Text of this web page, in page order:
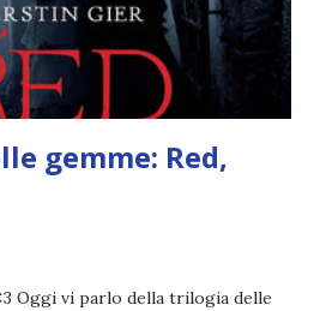
lettori, fatto sta che io non ho mai
gemme: Red,
Oggi vi parlo della trilogia delle